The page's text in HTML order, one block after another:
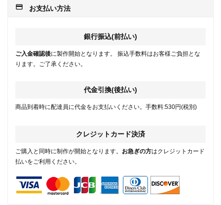
payment お支払い方法
銀行振込(前払い)
ご入金確認後に製作開始となります。 振込手数料はお客様ご負担とな
ります。ご了承ください。
代金引換(後払い)
商品到着時に配達員に代金をお支払いください。手数料:530円(税別)
クレジットカード決済
ご購入と同時に制作が開始となります。 お急ぎの方はクレジットカード
払いをご利用ください。